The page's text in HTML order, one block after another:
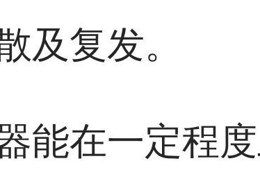
及复发。
能在一定程